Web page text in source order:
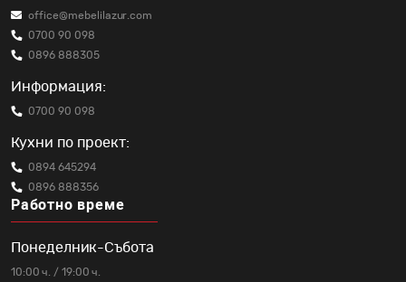
office@mebelilazur.com
0700 90 098
0896 888305
Информация:
0700 90 098
Кухни по проект:
0894 645294
0896 888356
Работно време
Понеделник-Събота
10:00 ч. / 19:00 ч.